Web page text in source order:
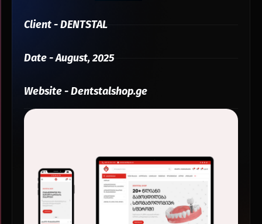
Client - DENTSTAL
Date - August, 2025
Website - Dentstalshop.ge